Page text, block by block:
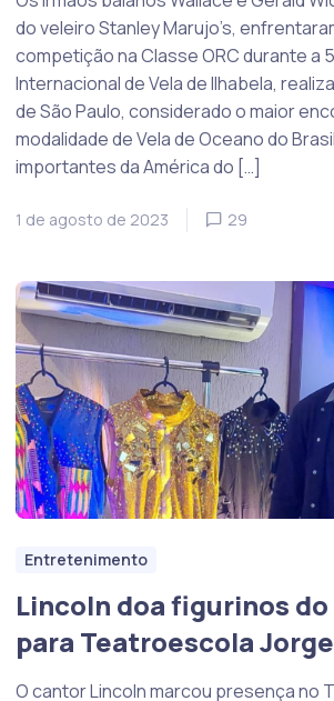
do veleiro Stanley Marujo’s,
competição na Classe ORC durante a
Internacional de Vela de Ilhabela,
de São Paulo, considerado o maior
modalidade de Vela de Oceano do
importantes da América do […]
1 de agosto de 2023 29
Entretenimento
Lincoln doa figurinos
para Teatroescola
O cantor Lincoln marcou presença no